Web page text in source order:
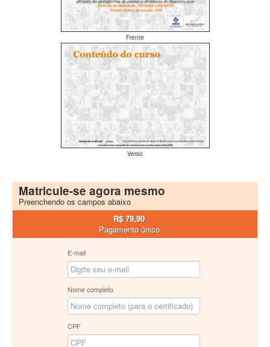
Frente
Verso
Matricule-se agora mesmo
Preenchendo os campos abaixo
R$ 79,90
Pagamento único
E-mail
Nome completo
CPF